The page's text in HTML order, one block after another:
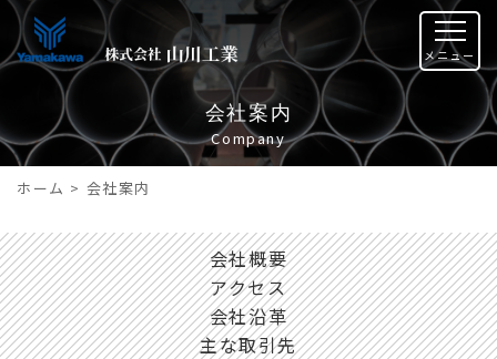
会社案内
Company
ホーム > 会社案内
会社概要
アクセス
会社沿革
主な取引先